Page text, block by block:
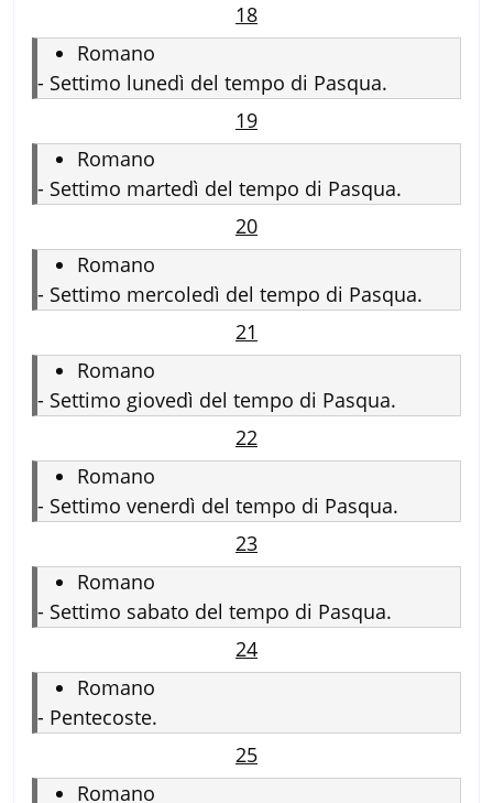
18
Romano
- Settimo lunedì del tempo di Pasqua.
19
Romano
- Settimo martedì del tempo di Pasqua.
20
Romano
- Settimo mercoledì del tempo di Pasqua.
21
Romano
- Settimo giovedì del tempo di Pasqua.
22
Romano
- Settimo venerdì del tempo di Pasqua.
23
Romano
- Settimo sabato del tempo di Pasqua.
24
Romano
- Pentecoste.
25
Romano